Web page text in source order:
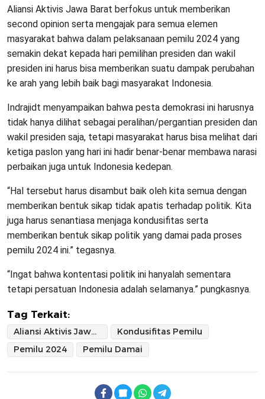
Aliansi Aktivis Jawa Barat berfokus untuk memberikan
second opinion serta mengajak para semua elemen
masyarakat bahwa dalam pelaksanaan pemilu 2024 yang
semakin dekat kepada hari pemilihan presiden dan wakil
presiden ini harus bisa memberikan suatu dampak perubahan
ke arah yang lebih baik bagi masyarakat Indonesia.
Indrajidt menyampaikan bahwa pesta demokrasi ini harusnya
tidak hanya dilihat sebagai peralihan/pergantian presiden dan
wakil presiden saja, tetapi masyarakat harus bisa melihat dari
ketiga paslon yang hari ini hadir benar-benar membawa narasi
perbaikan juga untuk Indonesia kedepan.
“Hal tersebut harus disambut baik oleh kita semua dengan
memberikan bentuk sikap tidak apatis terhadap politik. Kita
juga harus senantiasa menjaga kondusifitas serta
memberikan bentuk sikap politik yang damai pada proses
pemilu 2024 ini.” tegasnya.
“Ingat bahwa kontentasi politik ini hanyalah sementara
tetapi persatuan Indonesia adalah selamanya.” pungkasnya.
Tag Terkait:
Aliansi Aktivis Jawa Barat
Kondusifitas Pemilu
Pemilu 2024
Pemilu Damai